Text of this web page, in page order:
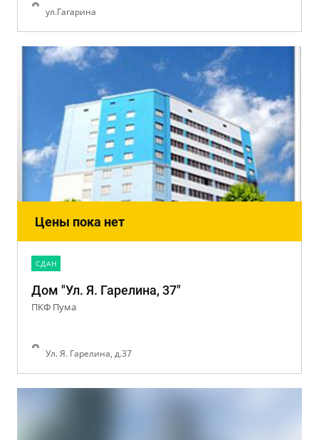
ул.Гагарина
Цены пока нет
CДАН
Дом "Ул. Я. Гарелина, 37"
ПКФ Пума
Ул. Я. Гарелина, д.37